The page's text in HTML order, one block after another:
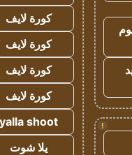
!
كورة لايف
كورة لايف
كورة لايف
كورة لايف
yalla shoot
يلا شوت